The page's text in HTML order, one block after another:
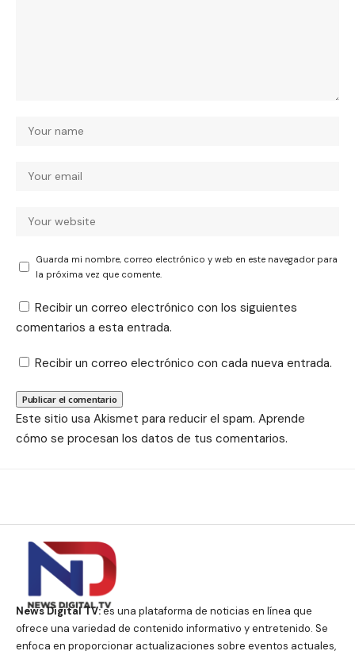
Guarda mi nombre, correo electrónico y web en este navegador para
la próxima vez que comente.
Recibir un correo electrónico con los siguientes
comentarios a esta entrada.
Recibir un correo electrónico con cada nueva entrada.
Este sitio usa Akismet para reducir el spam. Aprende
cómo se procesan los datos de tus comentarios.
News Digital TV:es una plataforma de noticias en línea que
ofrece una variedad de contenido informativo y entretenido. Se
enfoca en proporcionar actualizaciones sobre eventos actuales,